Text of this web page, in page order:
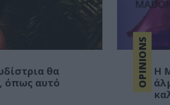
θα
όπως αυτό
OPINIONS
Η